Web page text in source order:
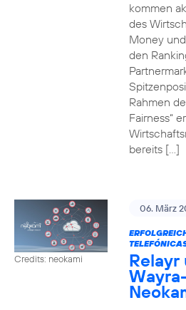
kommen
des
Money
den
Rahmen
Fairness“
bereits […]
Credits: neokami
06. März